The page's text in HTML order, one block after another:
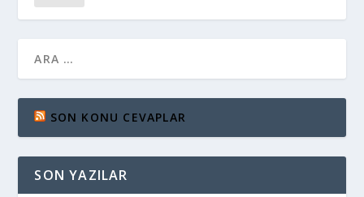
SON KONU CEVAPLAR
SON YAZILAR